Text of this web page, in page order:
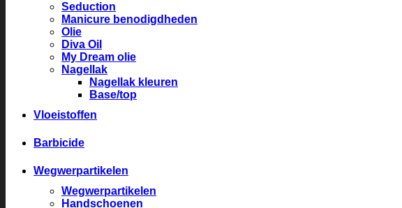
Seduction
Manicure benodigdheden
Olie
Diva Oil
My Dream olie
Nagellak
Nagellak kleuren
Base/top
Vloeistoffen
Barbicide
Wegwerpartikelen
Wegwerpartikelen
Handschoenen